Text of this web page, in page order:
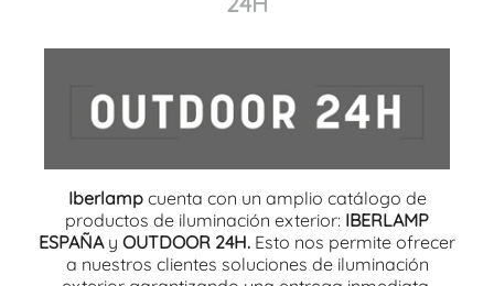
Iberlampcuenta con un amplio catálogo de
productos de iluminación exterior: IBERLAMP
ESPAÑAy OUTDOOR 24H. Esto nos permite ofrecer
a nuestros clientes soluciones de iluminación